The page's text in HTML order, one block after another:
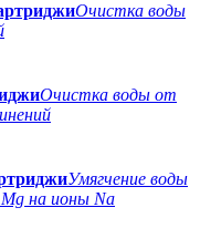
Очистка воды
Очистка воды от
Умягчение воды
на ионы Na